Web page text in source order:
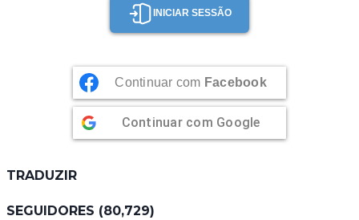
INICIAR SESSÃO
Continuar com Facebook
Continuar com Google
TRADUZIR
SEGUIDORES (80,729)